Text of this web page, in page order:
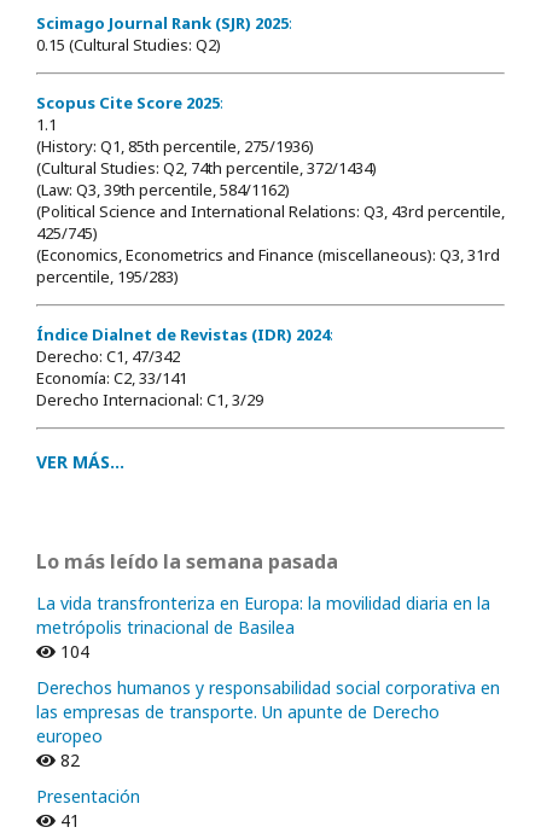
Scimago Journal Rank (SJR) 2025:
0.15 (Cultural Studies: Q2)
Scopus Cite Score 2025:
1.1
(History: Q1, 85th percentile, 275/1936)
(Cultural Studies: Q2, 74th percentile, 372/1434)
(Law: Q3, 39th percentile, 584/1162)
(Political Science and International Relations: Q3, 43rd percentile,
425/745)
(Economics, Econometrics and Finance (miscellaneous): Q3, 31rd
percentile, 195/283)
Índice Dialnet de Revistas (IDR) 2024:
Derecho: C1, 47/342
Economía: C2, 33/141
Derecho Internacional: C1, 3/29
VER MÁS...
Lo más leído la semana pasada
La vida transfronteriza en Europa: la movilidad diaria en la
metrópolis trinacional de Basilea
104
Derechos humanos y responsabilidad social corporativa en
las empresas de transporte. Un apunte de Derecho
europeo
82
Presentación
41